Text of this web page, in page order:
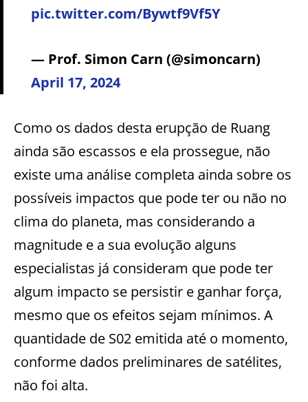
pic.twitter.com/Bywtf9Vf5Y
— Prof. Simon Carn (@simoncarn)
April 17, 2024
Como os dados desta erupção de Ruang
ainda são escassos e ela prossegue, não
existe uma análise completa ainda sobre os
possíveis impactos que pode ter ou não no
clima do planeta, mas considerando a
magnitude e a sua evolução alguns
especialistas já consideram que pode ter
algum impacto se persistir e ganhar força,
mesmo que os efeitos sejam mínimos. A
quantidade de S02 emitida até o momento,
conforme dados preliminares de satélites,
não foi alta.